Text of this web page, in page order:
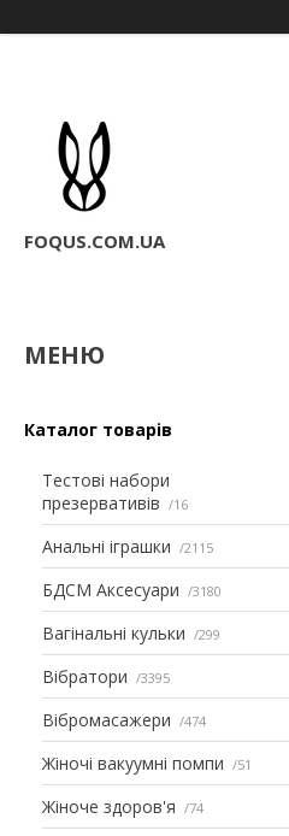
FOQUS.COM.UA
Каталог товарів
Тестові набори
презервативів
16
Анальні іграшки 2115
БДСМ Аксесуари 3180
Вагінальні кульки 299
Вібратори 3395
Вібромасажери 474
Жіночі вакуумні помпи 51
Жіноче здоров'я 74